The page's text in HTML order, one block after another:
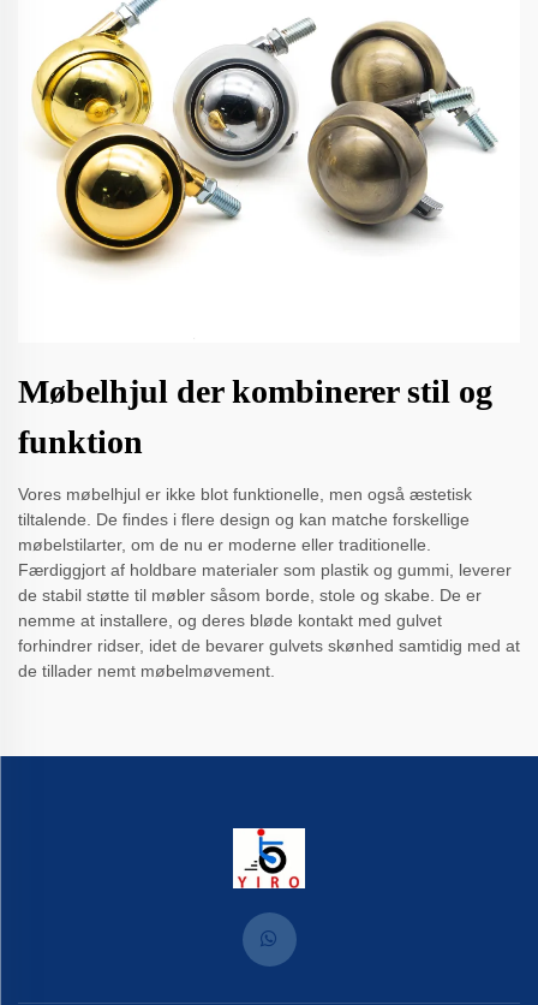
Møbelhjul der kombinerer stil og
funktion
Vores møbelhjul er ikke blot funktionelle, men også æstetisk
tiltalende. De findes i flere design og kan matche forskellige
møbelstilarter, om de nu er moderne eller traditionelle.
Færdiggjort af holdbare materialer som plastik og gummi, leverer
de stabil støtte til møbler såsom borde, stole og skabe. De er
nemme at installere, og deres bløde kontakt med gulvet
forhindrer ridser, idet de bevarer gulvets skønhed samtidig med at
de tillader nemt møbelmøvement.